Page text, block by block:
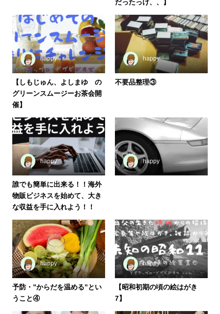
だったっけ、、】
happy
【しもじゅん、よしまゆ の
グリーンスムージーお茶会開
催】
happy
不要品整理③
happy
誰でも簡単に出来る！！海外
物販ビジネスを始めて、大き
な収益を手に入れよう！！
happy
happy
予防・”からだを温める”とい
うこと④
happy
【昭和初期の頃の絵はがき
7】